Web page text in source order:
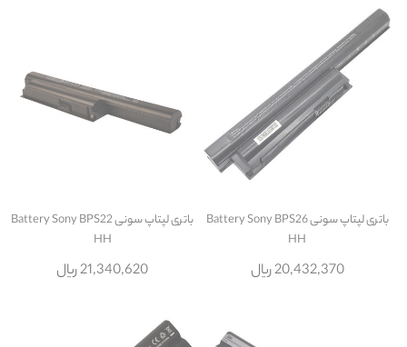
باتری لپتاپ سونی Battery Sony BPS26
HH
20,432,370 ریال
باتری لپتاپ سونی Battery Sony BPS22
HH
21,340,620 ریال